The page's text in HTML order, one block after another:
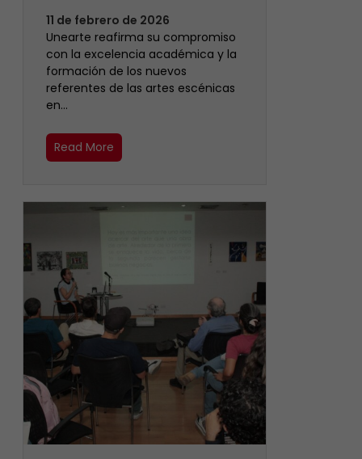
11 de febrero de 2026
Unearte reafirma su compromiso
con la excelencia académica y la
formación de los nuevos
referentes de las artes escénicas
en…
Read More